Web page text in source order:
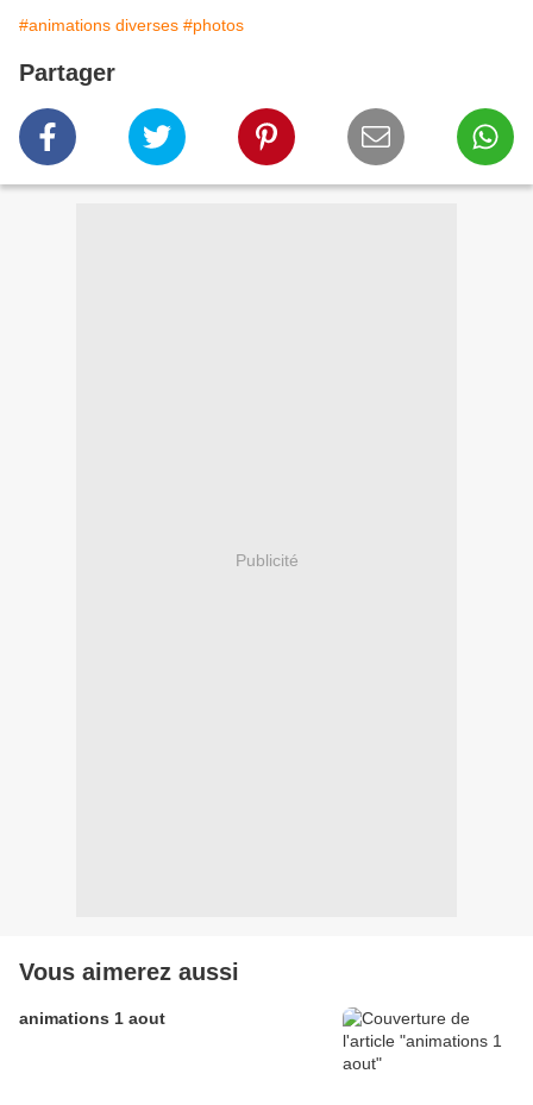
#animations diverses #photos
Partager
Publicité
Vous aimerez aussi
animations 1 aout